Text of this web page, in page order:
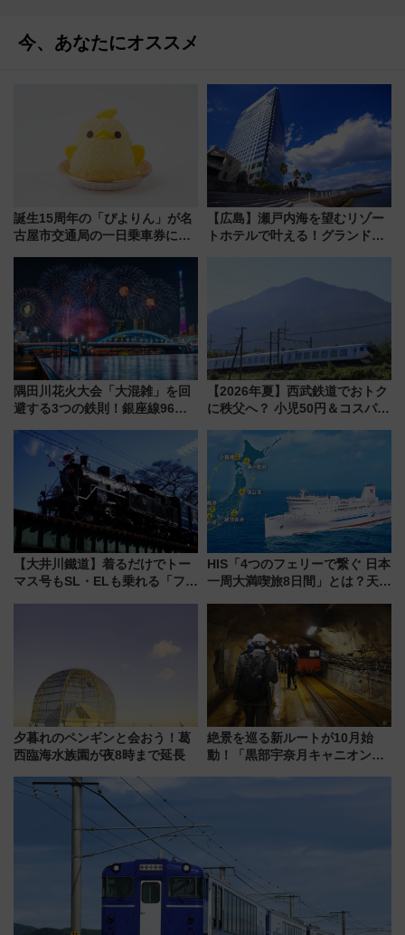
今、あなたにオススメ
誕生15周年の「ぴよりん」が名
古屋市交通局の一日乗車券に！
定1万5000枚】
【広島】瀬戸内海を望むリゾー
トホテルで叶える！グランドプ
隅田川花火大会「大混雑」を回
避する3つの鉄則！銀座線96本
ツリー駅の規制まとめ 7/25開催
（2026年）
【2026年夏】西武鉄道でおトク
に秩父へ？ 小児50円＆コスパ最
族旅行！ 深夜の正丸トンネル探
検や特急ラビューも
【大井川鐵道】着るだけでトー
マス号もSL・ELも乗れる「フリ
HIS「4つのフェリーで繋ぐ 日本
一周大満喫旅8日間」とは？天橋
の絶景＆限定グルメを網羅！煩
雑な手続きも不要でお手軽に楽
しめるプランが登場
夕暮れのペンギンと会おう！葛
西臨海水族園が夜8時まで延長
絶景を巡る新ルートが10月始
動！「黒部宇奈月キャニオンル